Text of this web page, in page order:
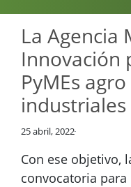
La Agencia
Innovación
PyMEs
industriales
25 abril, 2022
Con ese objetivo,
convocatoria para